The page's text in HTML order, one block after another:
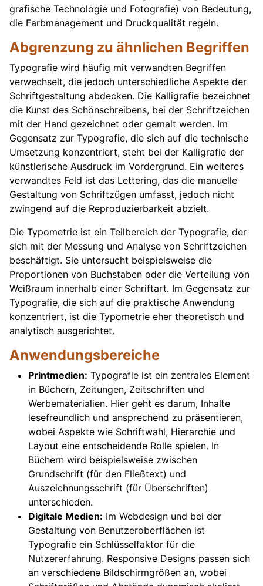
grafische Technologie und Fotografie) von Bedeutung,
die Farbmanagement und Druckqualität regeln.
Abgrenzung zu ähnlichen Begriffen
Typografie wird häufig mit verwandten Begriffen
verwechselt, die jedoch unterschiedliche Aspekte der
Schriftgestaltung abdecken. Die Kalligrafie bezeichnet
die Kunst des Schönschreibens, bei der Schriftzeichen
mit der Hand gezeichnet oder gemalt werden. Im
Gegensatz zur Typografie, die sich auf die technische
Umsetzung konzentriert, steht bei der Kalligrafie der
künstlerische Ausdruck im Vordergrund. Ein weiteres
verwandtes Feld ist das Lettering, das die manuelle
Gestaltung von Schriftzügen umfasst, jedoch nicht
zwingend auf die Reproduzierbarkeit abzielt.
Die Typometrie ist ein Teilbereich der Typografie, der
sich mit der Messung und Analyse von Schriftzeichen
beschäftigt. Sie untersucht beispielsweise die
Proportionen von Buchstaben oder die Verteilung von
Weißraum innerhalb einer Schriftart. Im Gegensatz zur
Typografie, die sich auf die praktische Anwendung
konzentriert, ist die Typometrie eher theoretisch und
analytisch ausgerichtet.
Anwendungsbereiche
Printmedien: Typografie ist ein zentrales Element
in Büchern, Zeitungen, Zeitschriften und
Werbematerialien. Hier geht es darum, Inhalte
lesefreundlich und ansprechend zu präsentieren,
wobei Aspekte wie Schriftwahl, Hierarchie und
Layout eine entscheidende Rolle spielen. In
Büchern wird beispielsweise zwischen
Grundschrift (für den Fließtext) und
Auszeichnungsschrift (für Überschriften)
unterschieden.
Digitale Medien: Im Webdesign und bei der
Gestaltung von Benutzeroberflächen ist
Typografie ein Schlüsselfaktor für die
Nutzererfahrung. Responsive Designs passen sich
an verschiedene Bildschirmgrößen an, wobei